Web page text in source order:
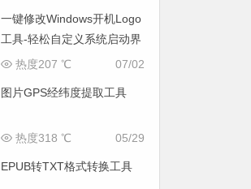
一键修改Windows开机Logo
工具-轻松自定义系统启动界
面
07/02
热度207 ℃
图片GPS经纬度提取工具
05/29
热度318 ℃
EPUB转TXT格式转换工具